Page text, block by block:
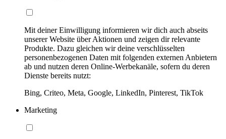
Mit deiner Einwilligung informieren wir dich auch abseits
unserer Website über Aktionen und zeigen dir relevante
Produkte. Dazu gleichen wir deine verschlüsselten
personenbezogenen Daten mit folgenden externen Anbietern
ab und nutzen deren Online-Werbekanäle, sofern du deren
Dienste bereits nutzt:
Bing, Criteo, Meta, Google, LinkedIn, Pinterest, TikTok
Marketing